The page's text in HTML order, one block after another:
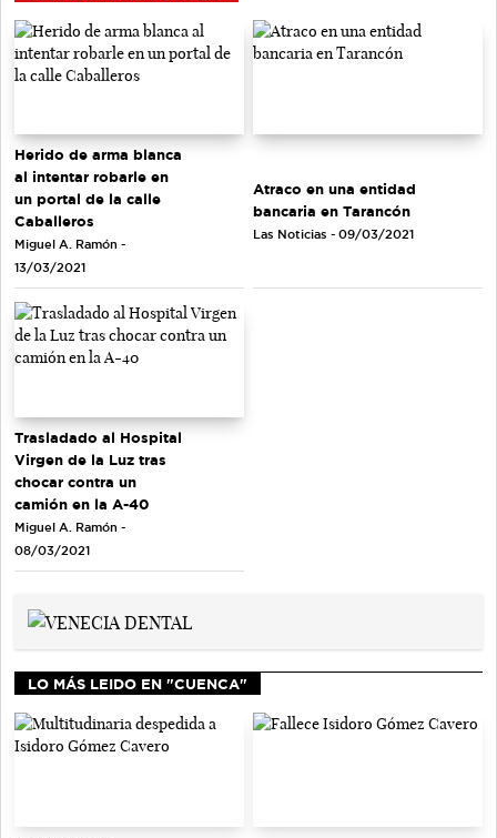
Herido de arma blanca
al intentar robarle en
un portal de la calle
Caballeros
Miguel A. Ramón -
13/03/2021
Atraco en una entidad
bancaria en Tarancón
Las Noticias - 09/03/2021
Trasladado al Hospital
Virgen de la Luz tras
chocar contra un
camión en la A-40
Miguel A. Ramón -
08/03/2021
LO MÁS LEIDO EN "CUENCA"